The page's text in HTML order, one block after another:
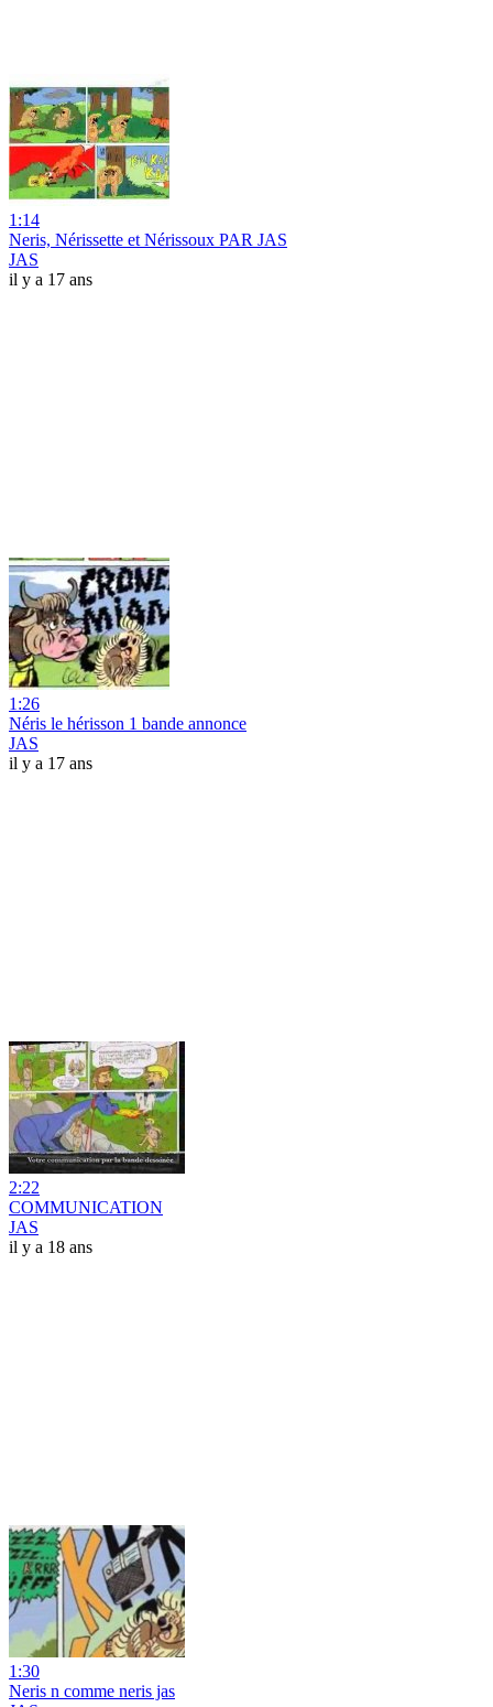
1:14
Neris, Nérissette et Nérissoux PAR JAS
JAS
il y a 17 ans
1:26
Néris le hérisson 1 bande annonce
JAS
il y a 17 ans
2:22
COMMUNICATION
JAS
il y a 18 ans
1:30
Neris n comme neris jas